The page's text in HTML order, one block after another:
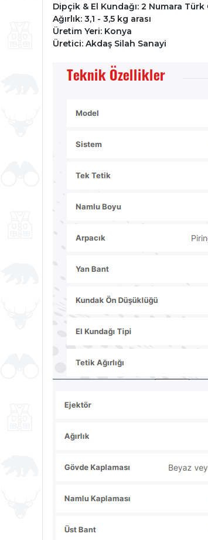
Dipçik & El Kundağı: 2 Numara Türk
Ağırlık: 3,1 - 3,5 kg arası
Üretim Yeri: Konya
Üretici: Akdaş Silah Sanayi